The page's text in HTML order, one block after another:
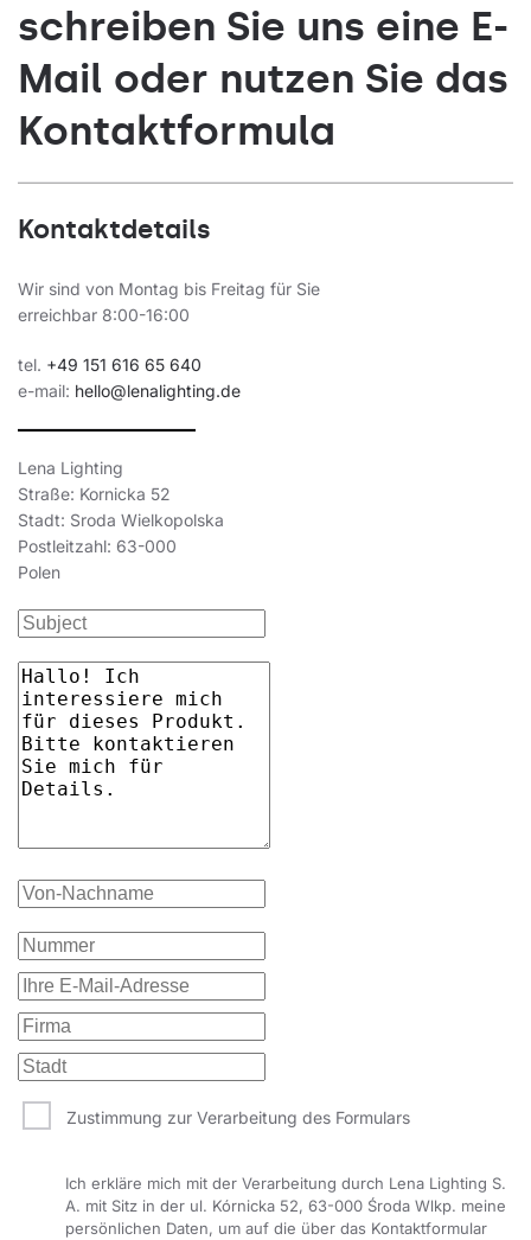
schreiben Sie uns eine E-
Mail oder nutzen Sie das
Kontaktformula
Kontaktdetails
Wir sind von Montag bis Freitag für Sie
erreichbar 8:00-16:00
tel. +49 151 616 65 640
e-mail: hello@lenalighting.de
Lena Lighting
Straße: Kornicka 52
Stadt: Sroda Wielkopolska
Postleitzahl: 63-000
Polen
Zustimmung zur Verarbeitung des Formulars
Ich erkläre mich mit der Verarbeitung durch Lena Lighting S.
A. mit Sitz in der ul. Kórnicka 52, 63-000 Środa Wlkp. meine
persönlichen Daten, um auf die über das Kontaktformular